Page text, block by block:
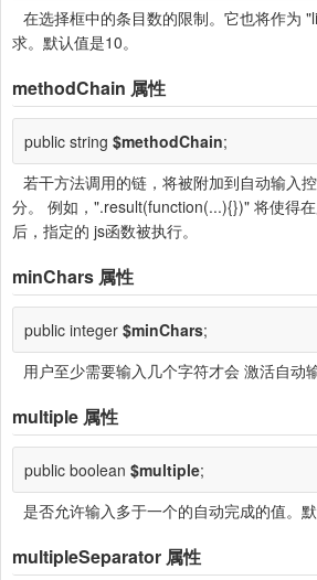
在选择框中的条目数的限制。它也将作为
求。默认值是10。
methodChain 属性
public string $methodChain;
若干方法调用的链，将被附加到自动输入
分。 例如，".result(function(...){})" 将使得
后，指定的 js函数被执行。
minChars 属性
public integer $minChars;
用户至少需要输入几个字符才会 激活自动
multiple 属性
public boolean $multiple;
是否允许输入多于一个的自动完成的值。默
multipleSeparator 属性